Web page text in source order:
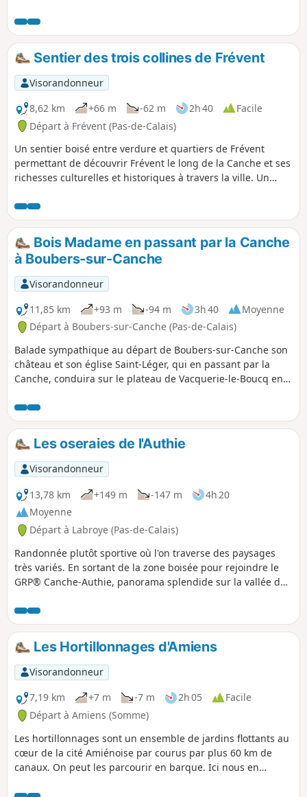
Sentier des trois collines de Frévent
Visorandonneur
8,62 km
+66 m -62 m 2h 40
Facile
Départ à Frévent (Pas-de-Calais)
Un sentier boisé entre verdure et quartiers de Frévent
permettant de découvrir Frévent le long de la Canche et ses
richesses culturelles et historiques à travers la ville. Un
Bois Madame en passant par la Canche
à Boubers-sur-Canche
Visorandonneur
11,85 km
+93 m -94 m 3h 40
Moyenne
Départ à Boubers-sur-Canche (Pas-de-Calais)
Balade sympathique au départ de Boubers-sur-Canche son
château et son église Saint-Léger, qui en passant par la
Canche, conduira sur le plateau de Vacquerie-le-Boucq en
du Bois des Avents jusque Boubers-sur-Canche.
Les oseraies de l'Authie
Visorandonneur
13,78 km
+149 m -147 m
4h 20
Moyenne
Départ à Labroye (Pas-de-Calais)
Randonnée plutôt sportive où l'on traverse des paysages
très variés. En sortant de la zone boisée pour rejoindre le
GRP® Canche-Authie, panorama splendide sur la vallée de
Les Hortillonnages d'Amiens
Visorandonneur
7,19 km
+7 m -7 m 2h 05
Facile
Départ à Amiens (Somme)
Les hortillonnages sont un ensemble de jardins flottants au
cœur de la cité Amiénoise par courus par plus 60 km de
canaux. On peut les parcourir en barque. Ici nous en